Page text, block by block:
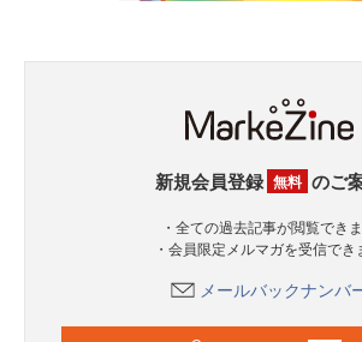
新規会員登録 無料 のご
・全ての過去記事が閲覧でき
・会員限定メルマガを受信でき
メールバックナンバ